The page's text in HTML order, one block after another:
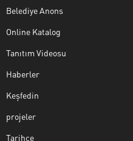
Belediye Anons
Online Katalog
Tanıtım Videosu
Haberler
Keşfedin
projeler
Tarihçe